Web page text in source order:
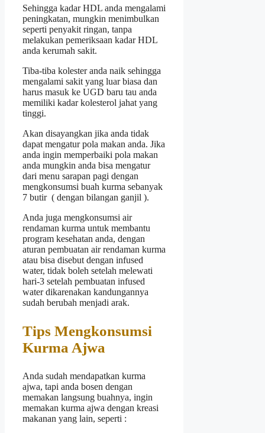
Sehingga kadar HDL anda mengalami
peningkatan, mungkin menimbulkan
seperti penyakit ringan, tanpa
melakukan pemeriksaan kadar HDL
anda kerumah sakit.
Tiba-tiba kolester anda naik sehingga
mengalami sakit yang luar biasa dan
harus masuk ke UGD baru tau anda
memiliki kadar kolesterol jahat yang
tinggi.
Akan disayangkan jika anda tidak
dapat mengatur pola makan anda. Jika
anda ingin memperbaiki pola makan
anda mungkin anda bisa mengatur
dari menu sarapan pagi dengan
mengkonsumsi buah kurma sebanyak
7 butir ( dengan bilangan ganjil ).
Anda juga mengkonsumsi air
rendaman kurma untuk membantu
program kesehatan anda, dengan
aturan pembuatan air rendaman kurma
atau bisa disebut dengan infused
water, tidak boleh setelah melewati
hari-3 setelah pembuatan infused
water dikarenakan kandungannya
sudah berubah menjadi arak.
Tips Mengkonsumsi
Kurma Ajwa
Anda sudah mendapatkan kurma
ajwa, tapi anda bosen dengan
memakan langsung buahnya, ingin
memakan kurma ajwa dengan kreasi
makanan yang lain, seperti :